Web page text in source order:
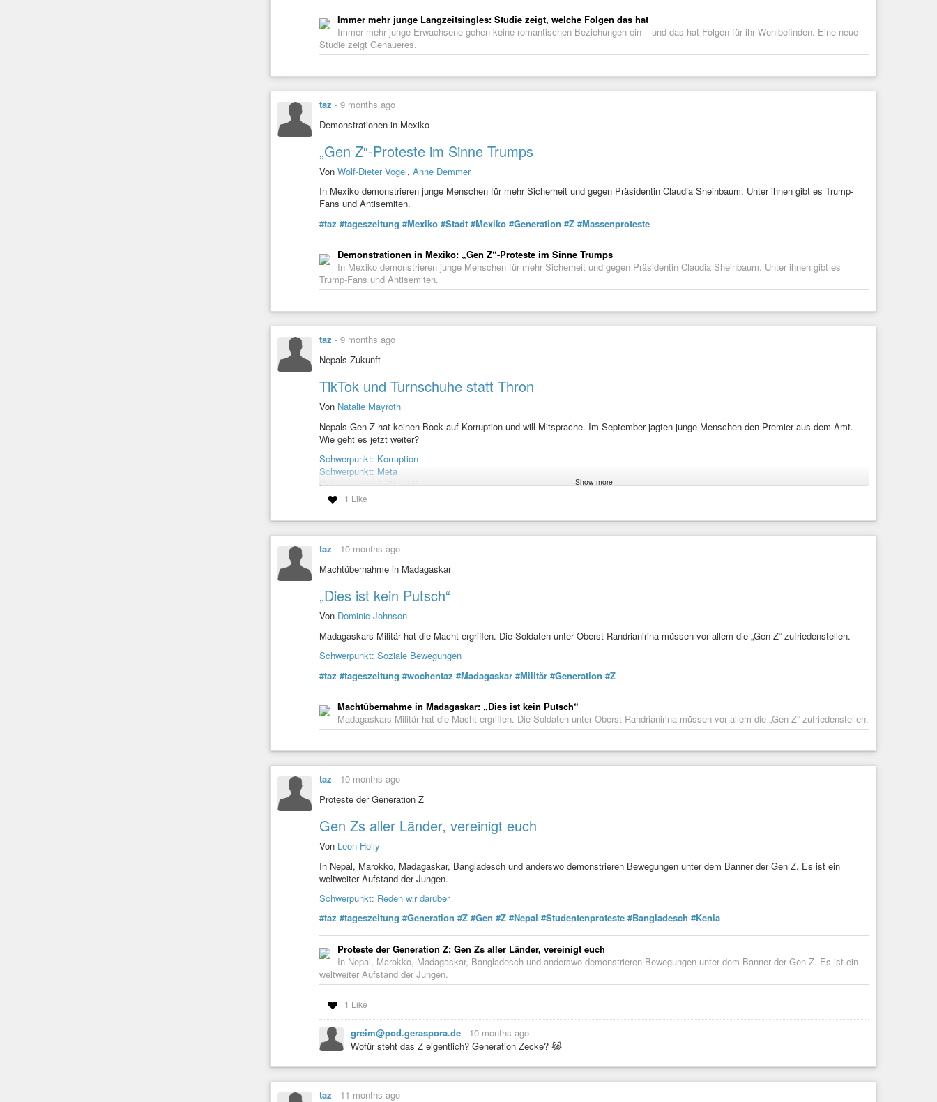
Immer mehr junge Langzeitsingles: Studie zeigt, welche Folgen das hat
Immer mehr junge Erwachsene gehen keine romantischen Beziehungen ein – und das hat Folgen für ihr Wohlbefinden. Eine neue
Studie zeigt Genaueres.
taz - 9 months ago
Demonstrationen in Mexiko
„Gen Z“-Proteste im Sinne Trumps
Von Wolf-Dieter Vogel, Anne Demmer
In Mexiko demonstrieren junge Menschen für mehr Sicherheit und gegen Präsidentin Claudia Sheinbaum. Unter ihnen gibt es Trump-
Fans und Antisemiten.
#taz #tageszeitung #Mexiko #Stadt #Mexiko #Generation #Z #Massenproteste
Demonstrationen in Mexiko: „Gen Z“-Proteste im Sinne Trumps
In Mexiko demonstrieren junge Menschen für mehr Sicherheit und gegen Präsidentin Claudia Sheinbaum. Unter ihnen gibt es
Trump-Fans und Antisemiten.
taz - 9 months ago
Nepals Zukunft
TikTok und Turnschuhe statt Thron
Von Natalie Mayroth
Nepals Gen Z hat keinen Bock auf Korruption und will Mitsprache. Im September jagten junge Menschen den Premier aus dem Amt.
Wie geht es jetzt weiter?
Schwerpunkt: Korruption
Schwerpunkt: Meta
Schwerpunkt: Twitter / X
Schwerpunkt: Reden wir darüber
Schwerpunkt: Lesestück Recherche und Reportage
Nepals Zukunft: TikTok und Turnschuhe statt Thron
Amt. Wie geht es jetzt weiter?
Show more
1 Like
taz - 10 months ago
Machtübernahme in Madagaskar
„Dies ist kein Putsch“
Von Dominic Johnson
Madagaskars Militär hat die Macht ergriffen. Die Soldaten unter Oberst Randrianirina müssen vor allem die „Gen Z“ zufriedenstellen.
Schwerpunkt: Soziale Bewegungen
#taz #tageszeitung #wochentaz #Madagaskar #Militär #Generation #Z
Machtübernahme in Madagaskar: „Dies ist kein Putsch“
Madagaskars Militär hat die Macht ergriffen. Die Soldaten unter Oberst Randrianirina müssen vor allem die „Gen Z“ zufriedenstellen.
taz - 10 months ago
Proteste der Generation Z
Gen Zs aller Länder, vereinigt euch
Von Leon Holly
In Nepal, Marokko, Madagaskar, Bangladesch und anderswo demonstrieren Bewegungen unter dem Banner der Gen Z. Es ist ein
weltweiter Aufstand der Jungen.
Schwerpunkt: Reden wir darüber
#taz #tageszeitung #Generation #Z #Gen #Z #Nepal #Studentenproteste #Bangladesch #Kenia
Proteste der Generation Z: Gen Zs aller Länder, vereinigt euch
In Nepal, Marokko, Madagaskar, Bangladesch und anderswo demonstrieren Bewegungen unter dem Banner der Gen Z. Es ist ein
weltweiter Aufstand der Jungen.
1 Like
greim@pod.geraspora.de - 10 months ago
Wofür steht das Z eigentlich? Generation Zecke? 😹
taz - 11 months ago